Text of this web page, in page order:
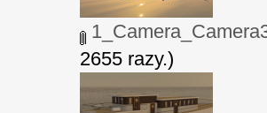
2655 razy.)